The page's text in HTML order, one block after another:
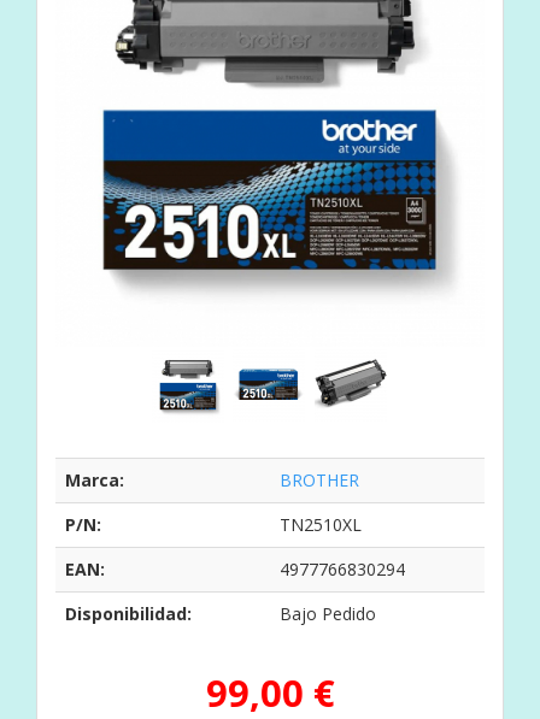
Marca:
BROTHER
P/N:
TN2510XL
EAN:
4977766830294
Disponibilidad:
Bajo Pedido
99,00 €